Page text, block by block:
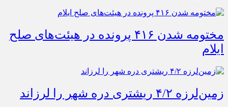
مختومه شدن ۴۱۶ پرونده در هیئت‌های صلح
ایلام
زمین‌لرزه ۴/۲ ریشتری دره شهر را لرزاند